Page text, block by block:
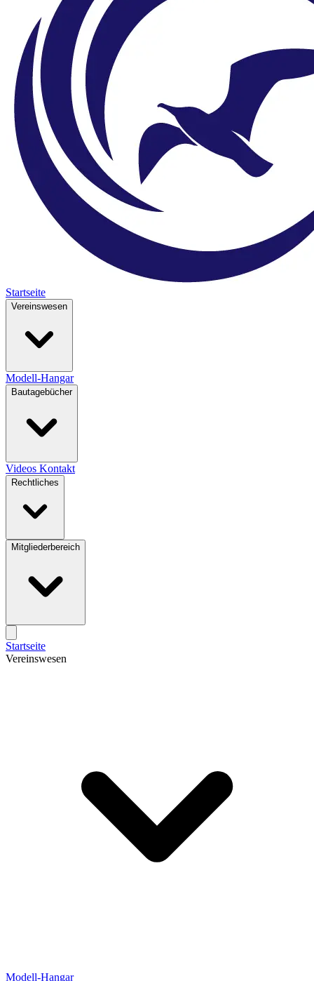
Startseite
Vereinswesen
Modell-Hangar
Bautagebücher
Videos Kontakt
Rechtliches
Mitgliederbereich
Startseite
Vereinswesen
Modell-Hangar